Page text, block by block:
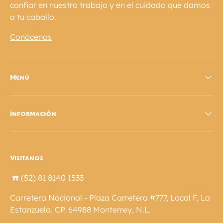
confiar en nuestro trabajo y en el cuidado que damos
a tu caballo.
Conócenos
Menú
Información
Visitanos
☎️ (52) 81 8140 1533
Carretera Nacional - Plaza Carretera #777, Local F, La
Estanzuela. CP. 64988 Monterrey, N.L.